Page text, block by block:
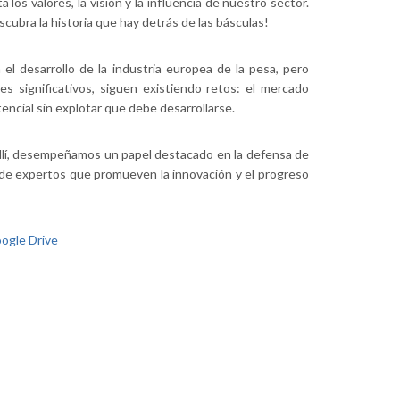
la historia que hay detrás de las básculas!
desarrollo de la industria europea de la pesa, pero
significativos, siguen existiendo retos: el mercado
sin explotar que debe desarrollarse.
desempeñamos un papel destacado en la defensa de
expertos que promueven la innovación y el progreso
Drive